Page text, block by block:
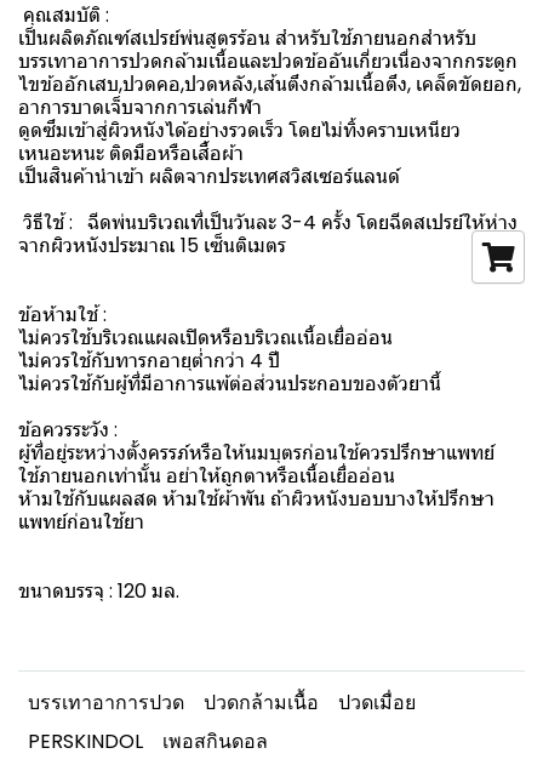
คุณสมบัติ :
เป็นผลิตภัณฑ์สเปรย์พ่นสูตรร้อน สำหรับใช้ภายนอกสำหรับ
บรรเทาอาการปวดกล้ามเนื้อและปวดข้ออันเกี่ยวเนื่องจากกระดูก
ไขข้ออักเสบ,ปวดคอ,ปวดหลัง,เส้นตึงกล้ามเนื้อตึง, เคล็ดขัดยอก,
อาการบาดเจ็บจากการเล่นกีฬา
ดูดซึมเข้าสู่ผิวหนังได้อย่างรวดเร็ว โดยไม่ทิ้งคราบเหนียว
เหนอะหนะ ติดมือหรือเสื้อผ้า
เป็นสินค้านำเข้า ผลิตจากประเทศสวิสเซอร์แลนด์
วิธีใช้ : ฉีดพ่นบริเวณที่เป็นวันละ 3-4 ครั้ง โดยฉีดสเปรย์ให้ห่าง
จากผิวหนังประมาณ 15 เซ็นติเมตร
ข้อห้ามใช้ :
ไม่ควรใช้บริเวณแผลเปิดหรือบริเวณเนื้อเยื่ออ่อน
ไม่ควรใช้กับทารกอายุต่ำกว่า 4 ปี
ไม่ควรใช้กับผู้ที่มีอาการแพ้ต่อส่วนประกอบของตัวยานี้
ข้อควรระวัง :
ผู้ที่อยู่ระหว่างตั้งครรภ์หรือให้นมบุตรก่อนใช้ควรปรึกษาแพทย์
ใช้ภายนอกเท่านั้น อย่าให้ถูกตาหรือเนื้อเยื่ออ่อน
ห้ามใช้กับแผลสด ห้ามใช้ผ้าพัน ถ้าผิวหนังบอบบางให้ปรึกษา
แพทย์ก่อนใช้ยา
ขนาดบรรจุ : 120 มล.
บรรเทาอาการปวด ปวดกล้ามเนื้อ
ปวดเมื่อย
PERSKINDOL
เพอสกินดอล